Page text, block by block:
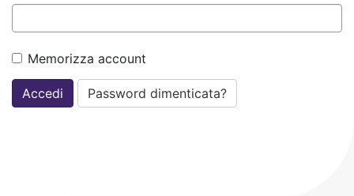
Memorizza account
Accedi Password dimenticata?